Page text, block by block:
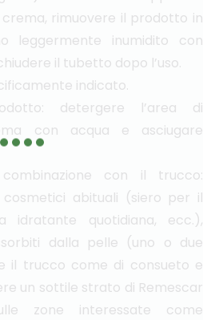
crema, rimuovere il prodotto in
leggermente inumidito con
il tubetto dopo l’uso.
indicato.
detergere l’area di
con acqua e asciugare
con il trucco:
abituali (siero per il
idratante quotidiana, ecc.),
dalla pelle (uno o due
il trucco come di consueto e
un sottile strato di Remescar
zone interessate come